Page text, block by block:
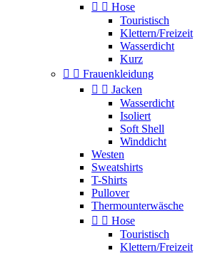
  Hose
Touristisch
Klettern/Freizeit
Wasserdicht
Kurz
  Frauenkleidung
  Jacken
Wasserdicht
Isoliert
Soft Shell
Winddicht
Westen
Sweatshirts
T-Shirts
Pullover
Thermounterwäsche
  Hose
Touristisch
Klettern/Freizeit